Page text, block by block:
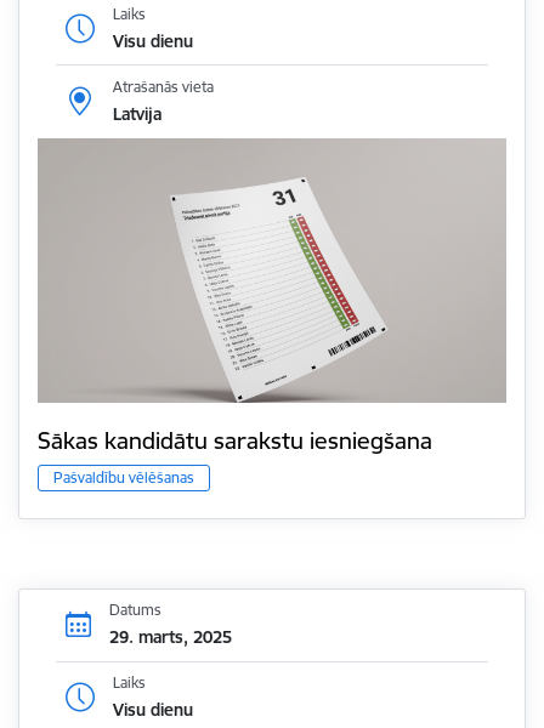
Laiks
Visu dienu
Atrašanās vieta
Latvija
Sākas kandidātu sarakstu iesniegšana
Pašvaldību vēlēšanas
Datums
29. marts, 2025
Laiks
Visu dienu